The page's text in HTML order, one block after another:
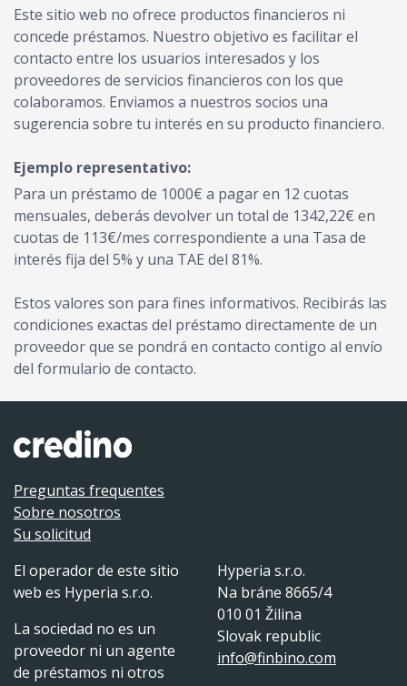
Este sitio web no ofrece productos financieros ni
concede préstamos. Nuestro objetivo es facilitar el
contacto entre los usuarios interesados y los
proveedores de servicios financieros con los que
colaboramos. Enviamos a nuestros socios una
sugerencia sobre tu interés en su producto financiero.
Ejemplo representativo:
Para un préstamo de 1000€ a pagar en 12 cuotas
mensuales, deberás devolver un total de 1342,22€ en
cuotas de 113€/mes correspondiente a una Tasa de
interés fija del 5% y una TAE del 81%.
Estos valores son para fines informativos. Recibirás las
condiciones exactas del préstamo directamente de un
proveedor que se pondrá en contacto contigo al envío
del formulario de contacto.
Preguntas frequentes
Sobre nosotros
Su solicitud
El operador de este sitio
web es Hyperia s.r.o.
La sociedad no es un
proveedor ni un agente
de préstamos ni otros
Hyperia s.r.o.
Na bráne 8665/4
010 01 Žilina
Slovak republic
info@finbino.com